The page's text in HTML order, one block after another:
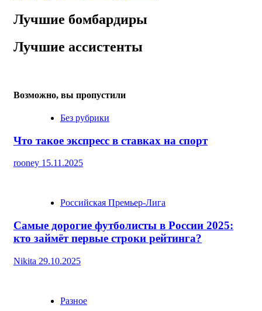
Лучшие бомбардиры
Лучшие ассистенты
Возможно, вы пропустили
Без рубрики
Что такое экспресс в ставках на спорт
rooney 15.11.2025
Российская Премьер-Лига
Самые дорогие футболисты в России 2025:
кто займёт первые строки рейтинга?
Nikita 29.10.2025
Разное